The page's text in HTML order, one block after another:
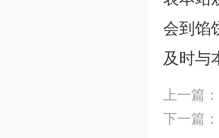
艺考分
上。艺
2024年
会到馅
及时与
上一篇：
下一篇：